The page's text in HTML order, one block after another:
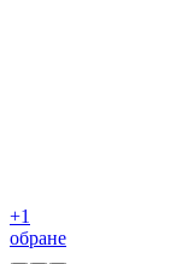
+1
обране